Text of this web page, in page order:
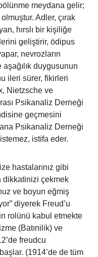
meydana gelir;
Adler, çırak
hırslı bir kişiliğe
geliştirir, ödipus
nevrozların
duygusunun
ileri sürer, fikirleri
Nietzsche ve
Psikanaliz Derneği
geçmesini
Psikanaliz Derneği
istifa eder.
hastalarınız gibi
dikkatinizi çekmek
ve boyun eğmiş
diyerek Freud’u
rolünü kabul etmekte
(Batınilik) ve
freudcu
(1914’de de tüm